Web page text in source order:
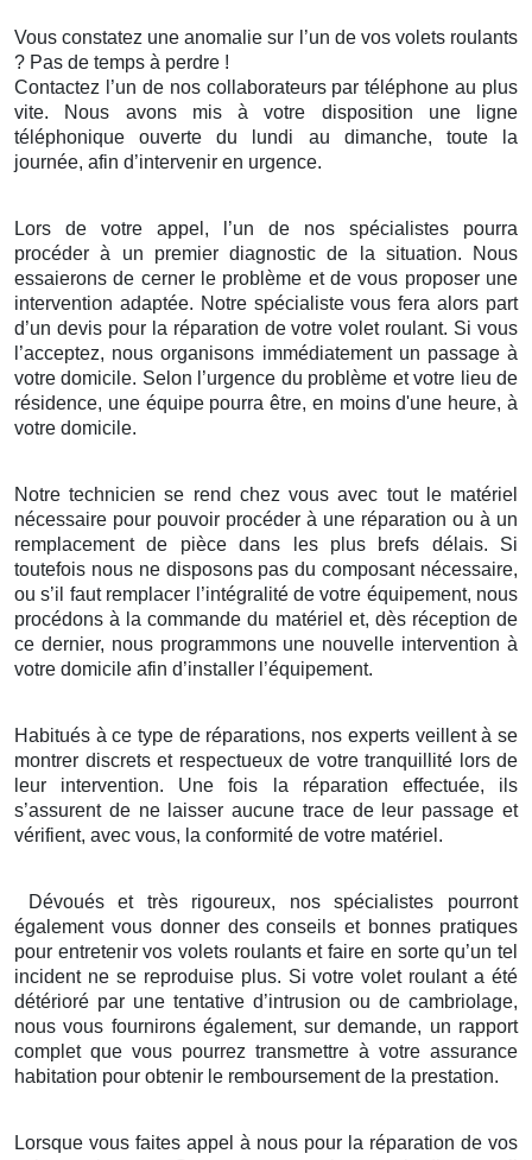
Vous constatez une anomalie sur l’un de vos volets roulants
? Pas de temps à perdre !
Contactez l’un de nos collaborateurs par téléphone au plus
vite. Nous avons mis à votre disposition une ligne
téléphonique ouverte du lundi au dimanche, toute la
journée, afin d’intervenir en urgence.
Lors de votre appel, l’un de nos spécialistes pourra
procéder à un premier diagnostic de la situation. Nous
essaierons de cerner le problème et de vous proposer une
intervention adaptée. Notre spécialiste vous fera alors part
d’un devis pour la réparation de votre volet roulant. Si vous
l’acceptez, nous organisons immédiatement un passage à
votre domicile. Selon l’urgence du problème et votre lieu de
résidence, une équipe pourra être, en moins d'une heure, à
votre domicile.
Notre technicien se rend chez vous avec tout le matériel
nécessaire pour pouvoir procéder à une réparation ou à un
remplacement de pièce dans les plus brefs délais. Si
toutefois nous ne disposons pas du composant nécessaire,
ou s’il faut remplacer l’intégralité de votre équipement, nous
procédons à la commande du matériel et, dès réception de
ce dernier, nous programmons une nouvelle intervention à
votre domicile afin d’installer l’équipement.
Habitués à ce type de réparations, nos experts veillent à se
montrer discrets et respectueux de votre tranquillité lors de
leur intervention. Une fois la réparation effectuée, ils
s’assurent de ne laisser aucune trace de leur passage et
vérifient, avec vous, la conformité de votre matériel.
Dévoués et très rigoureux, nos spécialistes pourront
également vous donner des conseils et bonnes pratiques
pour entretenir vos volets roulants et faire en sorte qu’un tel
incident ne se reproduise plus. Si votre volet roulant a été
détérioré par une tentative d’intrusion ou de cambriolage,
nous vous fournirons également, sur demande, un rapport
complet que vous pourrez transmettre à votre assurance
habitation pour obtenir le remboursement de la prestation.
Lorsque vous faites appel à nous pour la réparation de vos